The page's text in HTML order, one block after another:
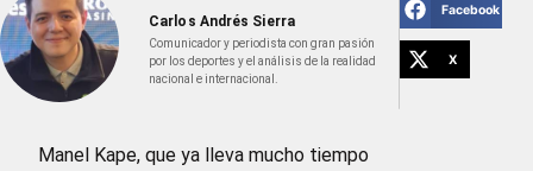
Carlos Andrés Sierra
Comunicador y periodista con gran pasión
por los deportes y el análisis de la realidad
nacional e internacional.
Facebook
X
Manel Kape, que ya lleva mucho tiempo